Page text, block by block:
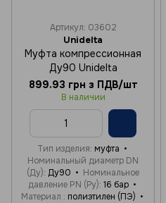
Артикул: 03602
Unidelta
Муфта компрессионная
Ду90 Unidelta
899.93 грн з ПДВ/шт
В наличии
Тип изделия муфта
Номинальный диаметр DN
(Ду) Ду90
Номинальное
давление PN (Ру) 16 бар
Материал
полиэтилен (ПЭ)